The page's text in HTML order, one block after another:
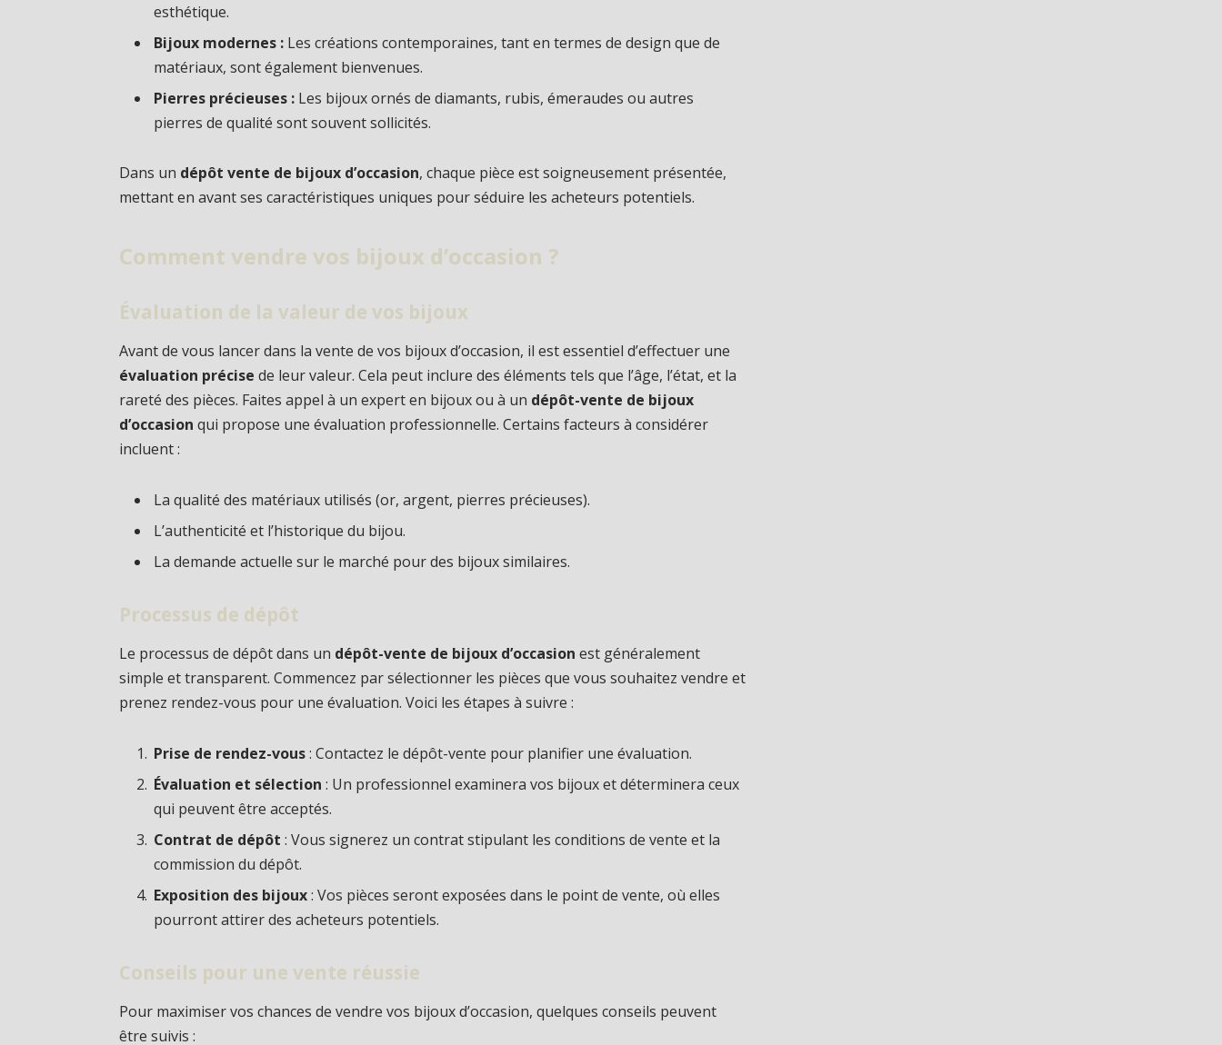
esthétique.
Bijoux modernes : Les créations contemporaines, tant en termes de design que de
matériaux, sont également bienvenues.
Pierres précieuses : Les bijoux ornés de diamants, rubis, émeraudes ou autres
pierres de qualité sont souvent sollicités.
Dans un dépôt vente de bijoux d’occasion, chaque pièce est soigneusement présentée,
mettant en avant ses caractéristiques uniques pour séduire les acheteurs potentiels.
Comment vendre vos bijoux d’occasion ?
Évaluation de la valeur de vos bijoux
Avant de vous lancer dans la vente de vos bijoux d’occasion, il est essentiel d’effectuer une
évaluation précise de leur valeur. Cela peut inclure des éléments tels que l’âge, l’état, et la
rareté des pièces. Faites appel à un expert en bijoux ou à un dépôt-vente de bijoux
d’occasion qui propose une évaluation professionnelle. Certains facteurs à considérer
incluent :
La qualité des matériaux utilisés (or, argent, pierres précieuses).
L’authenticité et l’historique du bijou.
La demande actuelle sur le marché pour des bijoux similaires.
Processus de dépôt
Le processus de dépôt dans un dépôt-vente de bijoux d’occasion est généralement
simple et transparent. Commencez par sélectionner les pièces que vous souhaitez vendre et
prenez rendez-vous pour une évaluation. Voici les étapes à suivre :
Prise de rendez-vous: Contactez le dépôt-vente pour planifier une évaluation.
Évaluation et sélection : Un professionnel examinera vos bijoux et déterminera ceux
qui peuvent être acceptés.
Contrat de dépôt : Vous signerez un contrat stipulant les conditions de vente et la
commission du dépôt.
Exposition des bijoux: Vos pièces seront exposées dans le point de vente, où elles
pourront attirer des acheteurs potentiels.
Conseils pour une vente réussie
Pour maximiser vos chances de vendre vos bijoux d’occasion, quelques conseils peuvent
être suivis :